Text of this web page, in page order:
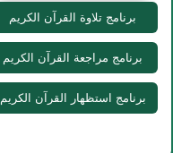
برنامج تلاوة القرآن الكريم
برنامج مراجعة القرآن الكريم
برنامج استظهار القرآن الكريم